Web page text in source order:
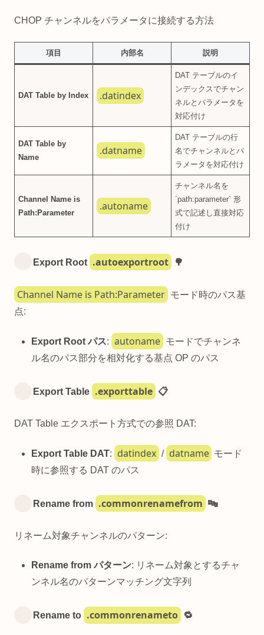
CHOP チャンネルをパラメータに接続する方法
項目 内部名 説明
DAT Table by Index .datindex
DAT テーブルのイ
ンデックスでチャン
ネルとパラメータを
対応付け
DAT Table by
Name
.datname
DAT テーブルの行
名でチャンネルとパ
ラメータを対応付け
Channel Name is
Path:Parameter
.autoname
チャンネル名を
`path:parameter` 形
式で記述し直接対応
付け
Export Root .autoexportroot 🌳
Channel Name is Path:Parameter
モード時のパス基
点:
Export Root パス: autoname モードでチャンネ
ル名のパス部分を相対化する基点 OP のパス
Export Table .exporttable 📋
DAT Table エクスポート方式での参照 DAT:
Export Table DAT: datindex / datname モード
時に参照する DAT のパス
Rename from .commonrenamefrom 🔤
リネーム対象チャンネルのパターン:
Rename from パターン: リネーム対象とするチャ
ンネル名のパターンマッチング文字列
Rename to .commonrenameto 🔁